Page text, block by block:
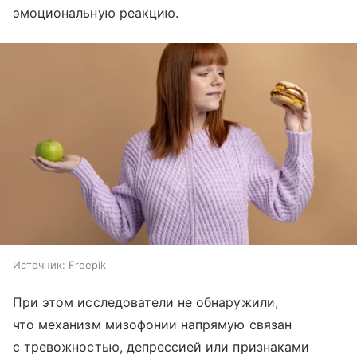
эмоциональную реакцию.
Источник: Freepik
При этом исследователи не обнаружили,
что механизм мизофонии напрямую связан
с тревожностью, депрессией или признаками